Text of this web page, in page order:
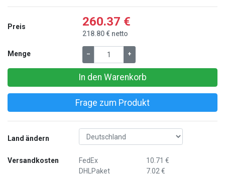
Preis 260.37 €
218.80 € netto
Menge – +
In den Warenkorb
Frage zum Produkt
Land ändern
Versandkosten
FedEx
DHLPaket
10.71 €
7.02 €